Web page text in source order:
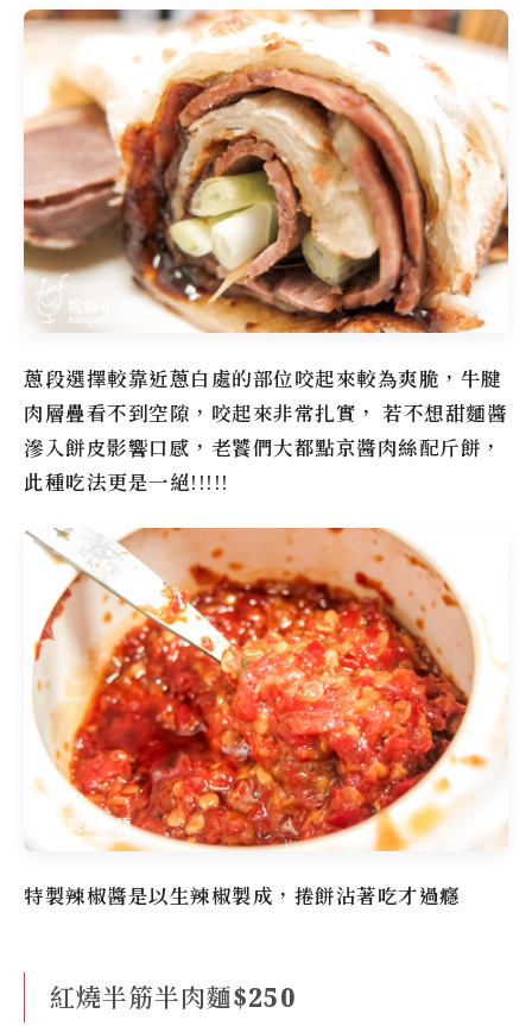
蔥段選擇較靠近蔥白處的部位咬起來較為爽脆，牛腱
肉層疊看不到空隙，咬起來非常扎實， 若不想甜麵醬
滲入餅皮影響口感，老饕們大都點京醬肉絲配斤餅，
此種吃法更是一絕!!!!!
特製辣椒醬是以生辣椒製成，捲餅沾著吃才過癮
紅燒半筋半肉麵$250